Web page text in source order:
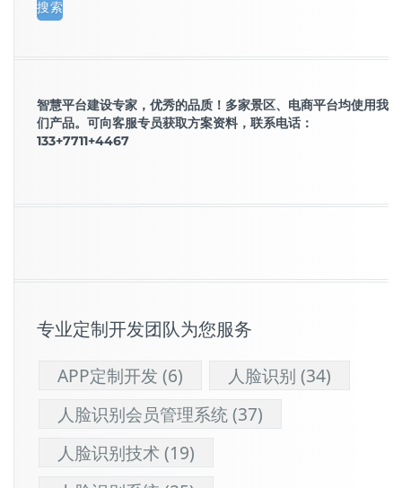
智慧平台建设专家，优秀的品质！多家景区、电商平台均使用我
们产品。可向客服专员获取方案资料，联系电话：
133+7711+4467
专业定制开发团队为您服务
APP定制开发 (6) 人脸识别 (34)
人脸识别会员管理系统(37)
人脸识别技术(19)